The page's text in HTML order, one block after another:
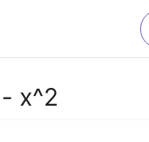
x^2